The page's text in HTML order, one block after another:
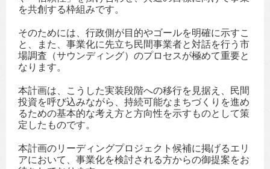
を共創する枠組みです。
そのためには、行政側が目的やゴールを明確に示すこ
と、また、事業化に先立ち民間事業者と対話を行う市
場調査（サウンディング）のプロセスが極めて重要と
なります。
本計画は、こうした実装段階への移行を見据え、民間
投資を呼び込みながら、持続可能なまちづくりを進め
るための基本的な考え方と方向性を示すものとして策
定したものです。
本計画のリーディングプロジェクト候補に掲げるエリ
アにおいて、事業化を検討される方からの御提案をお